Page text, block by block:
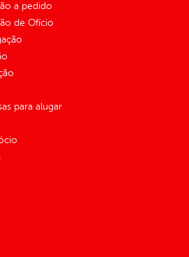
a pedido
de Ofício
para alugar